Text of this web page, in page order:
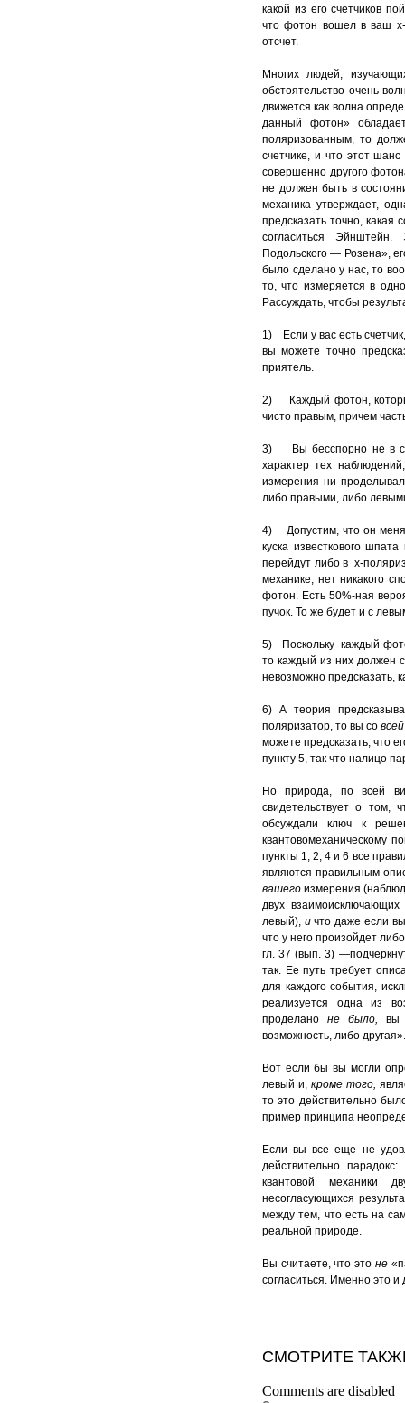
какой из его счетчиков
что фотон вошел в ваш х-
отсчет.
Многих людей,
обстоятельство очень
движется как волна
данный фотон»
поляризованным, то
счетчике, и что этот
совершенно другого
не должен быть в
механика утверждает,
предсказать точно,
согласиться
Подольского — Розена»,
было сделано у нас, то
то, что измеряется в
Рассуждать, чтобы
1) Если у вас есть
вы можете точно
приятель.
2) Каждый фотон,
чисто правым, причем
3) Вы бесспорно не в
характер тех
измерения ни
либо правыми, либо
4) Допустим, что он
куска известкового
перейдут либо в x-
механике, нет никакого
фотон. Есть 50%-ная
пучок. То же будет и с
5) Поскольку каждый
то каждый из них должен
невозможно предсказать,
6) А теория
поляризатор, то вы со
можете предсказать, что
пункту 5, так что налицо
Но природа, по всей
свидетельствует о том,
обсуждали ключ к
квантовомеханическому
пункты 1, 2, 4 и 6 все
являются правильным
вашегоизмерения
двух
левый), ичто даже если
что у него произойдет
гл. 37 (вып. 3)
так. Ее путь требует
для каждого события,
реализуется одна из
проделано не было, вы
возможность, либо другая».
Вот если бы вы могли
левый и, кроме того,
то это действительно
пример принципа
Если вы все еще не
действительно
квантовой механики
несогласующихся
между тем, что есть на
реальной природе.
Вы считаете, что это не
согласиться. Именно это
СМОТРИТЕ
Comments are disabled